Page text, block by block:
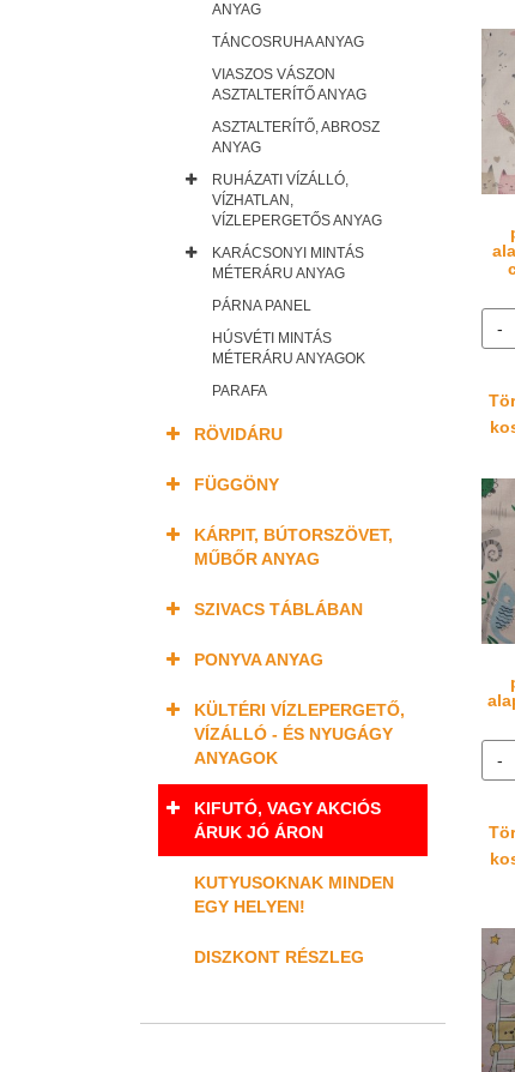
-
-
ANYAG
TÁNCOSRUHA ANYAG
VIASZOS VÁSZON
ASZTALTERÍTŐ ANYAG
ASZTALTERÍTŐ, ABROSZ
ANYAG
RUHÁZATI VÍZÁLLÓ,
VÍZHATLAN,
VÍZLEPERGETŐS ANYAG
KARÁCSONYI MINTÁS
MÉTERÁRU ANYAG
PÁRNA PANEL
HÚSVÉTI MINTÁS
MÉTERÁRU ANYAGOK
PARAFA
RÖVIDÁRU
FÜGGÖNY
KÁRPIT, BÚTORSZÖVET,
MŰBŐR ANYAG
SZIVACS TÁBLÁBAN
PONYVA ANYAG
KÜLTÉRI VÍZLEPERGETŐ,
VÍZÁLLÓ - ÉS NYUGÁGY
ANYAGOK
KIFUTÓ, VAGY AKCIÓS
ÁRUK JÓ ÁRON
KUTYUSOKNAK MINDEN
EGY HELYEN!
DISZKONT RÉSZLEG